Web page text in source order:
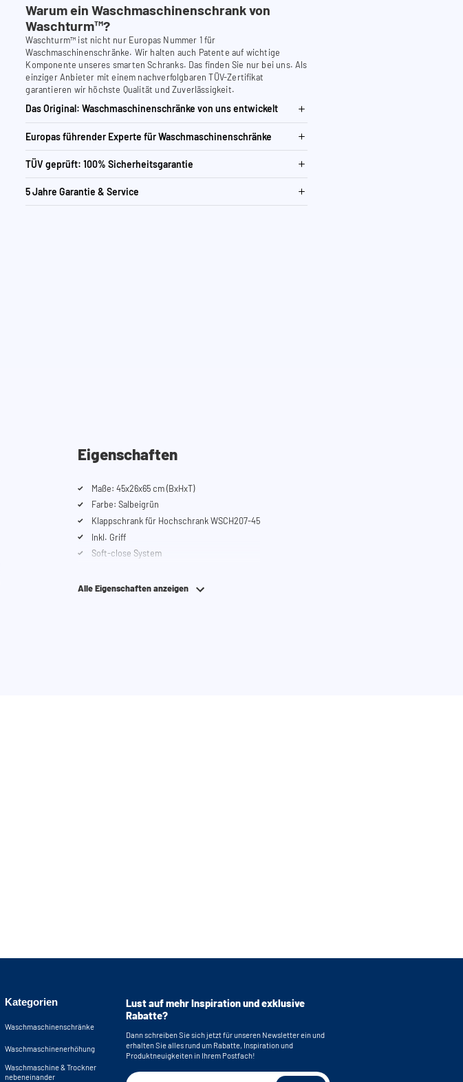
Warum ein Waschmaschinenschrank von
Waschturm™?
Waschturm™ ist nicht nur Europas Nummer 1 für
Waschmaschinenschränke. Wir halten auch Patente auf wichtige
Komponente unseres smarten Schranks. Das finden Sie nur bei uns. Als
einziger Anbieter mit einem nachverfolgbaren TÜV-Zertifikat
garantieren wir höchste Qualität und Zuverlässigkeit.
Das Original: Waschmaschinenschränke von uns entwickelt
Europas führender Experte für Waschmaschinenschränke
TÜV geprüft: 100% Sicherheitsgarantie
5 Jahre Garantie & Service
Eigenschaften
Maße: 45x26x65 cm (BxHxT)
Farbe: Salbeigrün
Klappschrank für Hochschrank WSCH207-45
Inkl. Griff
Soft-close System
Alle Eigenschaften anzeigen
Kategorien
Waschmaschinenschränke
Waschmaschinenerhöhung
Waschmaschine & Trockner
nebeneinander
Lust auf mehr Inspiration und exklusive
Rabatte?
Dann schreiben Sie sich jetzt für unseren Newsletter ein und
erhalten Sie alles rund um Rabatte, Inspiration und
Produktneuigkeiten in Ihrem Postfach!